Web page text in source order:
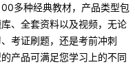
多种经典教材，产品类型包
、全套资料以及视频，无论
考证刷题，还是考前冲刺
产品可满足您学习上的不同